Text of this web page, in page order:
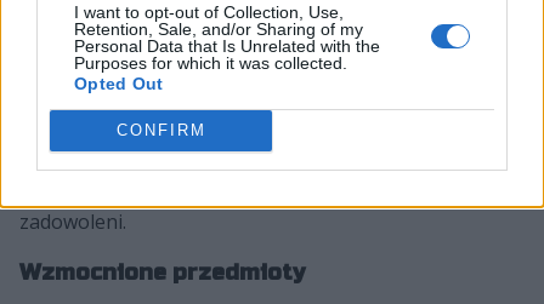
I want to opt-out of Collection, Use,
Retention, Sale, and/or Sharing of my
Personal Data that Is Unrelated with the
Purposes for which it was collected.
Opted Out
CONFIRM
Co nowego w przedmiotach?
Jest co świętować, bowiem po raz pierwszy w tym roku
żaden z przedmiotów nie zostanie osłabiony. Czekają
nas same wzmocnienia, aczkolwiek znikoma liczba,
wszak tylko cztery. Niemniej gracze chętnie sięgający
zadowoleni.
Wzmocnione przedmioty